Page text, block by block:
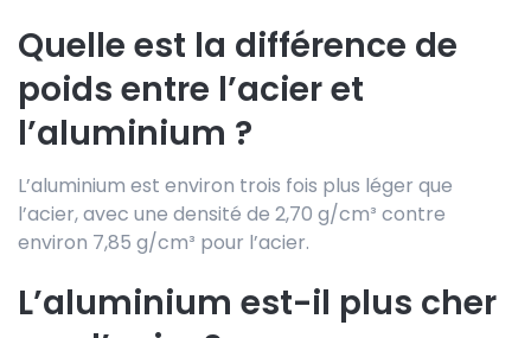
Quelle est la différence de
poids entre l’acier et
l’aluminium ?
L’aluminium est environ trois fois plus léger que
l’acier, avec une densité de 2,70 g/cm³ contre
environ 7,85 g/cm³ pour l’acier.
L’aluminium est-il plus cher